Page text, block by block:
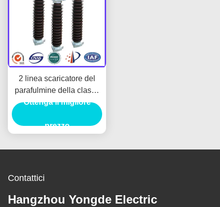
2 linea scaricatore del
parafulmine della classe
di scarico con il tipo
sull'esperimento, 10kA di
Ottenga il migliore
prezzo
Contattici
Hangzhou Yongde Electric